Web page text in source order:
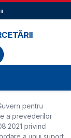
pentru
a prevederilor
privind
a unui suport